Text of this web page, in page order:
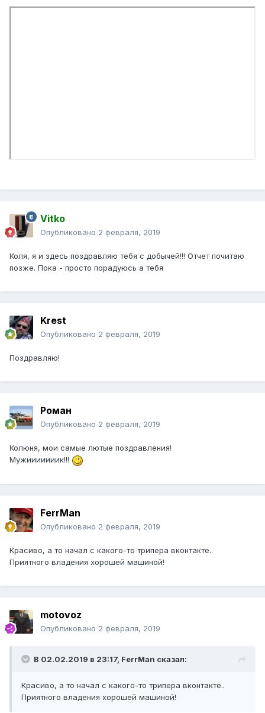
Vitko
Опубликовано 2 февраля, 2019
Коля, я и здесь поздравляю тебя с добычей!!! Отчет почитаю
позже. Пока - просто порадуюсь а тебя
Krest
Опубликовано 2 февраля, 2019
Поздравляю!
Роман
Опубликовано 2 февраля, 2019
Колюня, мои самые лютые поздравления!
Мужииииииик!!!
FerrMan
Опубликовано 2 февраля, 2019
Красиво, а то начал с какого-то трипера вконтакте..
Приятного владения хорошей машиной!
motovoz
Опубликовано 2 февраля, 2019
В 02.02.2019 в 23:17, FerrMan сказал:
Красиво, а то начал с какого-то трипера вконтакте..
Приятного владения хорошей машиной!